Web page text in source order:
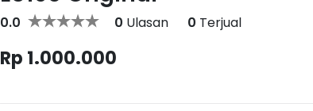
0.0 0 Ulasan 0 Terjual
Rp 1.000.000